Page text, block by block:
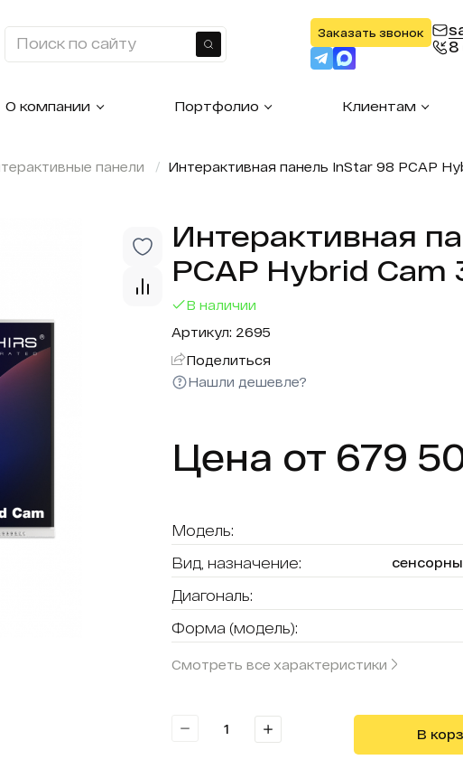
Найти
Заказать звонок
8
О компании Портфолио Клиентам
панели Интерактивная панель InStar 98 PCAP
Интерактивная
PCAP Hybrid Cam
В наличии
Артикул: 2695
Поделиться
Нашли дешевле?
Цена от 679
Модель:
Вид, назначение:
Диагональ:
Форма (модель):
Смотреть все характеристики
В